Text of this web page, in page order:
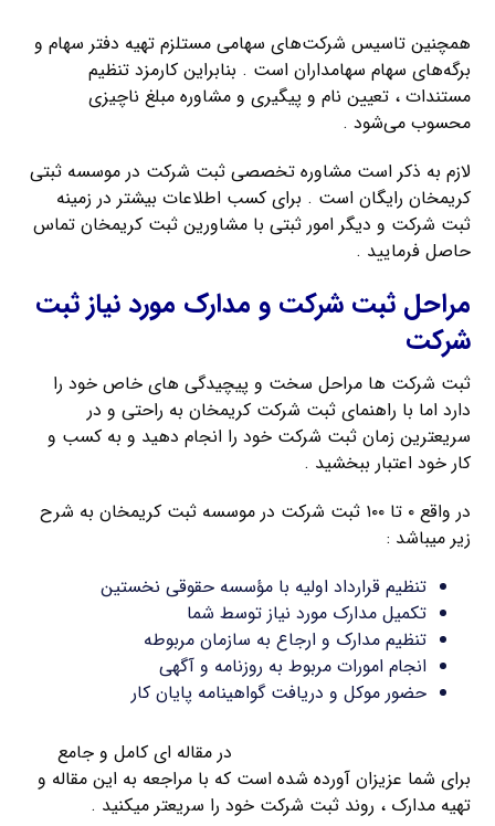
همچنین تاسیس شرکت‌های سهامی مستلزم تهیه دفتر سهام و
برگه‌های سهام سهامداران است . بنابراین کارمزد تنظیم
مستندات ، تعیین نام و پیگیری و مشاوره مبلغ ناچیزی
محسوب می‌شود .
لازم به ذکر است مشاوره تخصصی ثبت شرکت در موسسه ثبتی
کریمخان رایگان است . برای کسب اطلاعات بیشتر در زمینه
ثبت شرکت و دیگر امور ثبتی با مشاورین ثبت کریمخان تماس
حاصل فرمایید .
مراحل ثبت شرکت و مدارک مورد نیاز ثبت
شرکت
ثبت شرکت ها مراحل سخت و پیچیدگی های خاص خود را
دارد اما با راهنمای ثبت شرکت کریمخان به راحتی و در
سریعترین زمان ثبت شرکت خود را انجام دهید و به کسب و
کار خود اعتبار ببخشید .
در واقع ۰ تا ۱۰۰ ثبت شرکت در موسسه ثبت کریمخان به شرح
زیر میباشد :
تنظیم قرارداد اولیه با مؤسسه حقوقی نخستین
تکمیل مدارک مورد نیاز توسط شما
تنظیم مدارک و ارجاع به سازمان مربوطه
انجام امورات مربوط به روزنامه و آگهی
حضور موکل و دریافت گواهینامه پایان کار
در مقاله ای کامل و جامع
برای شما عزیزان آورده شده است که با مراجعه به این مقاله و
تهیه مدارک ، روند ثبت شرکت خود را سریعتر میکنید .